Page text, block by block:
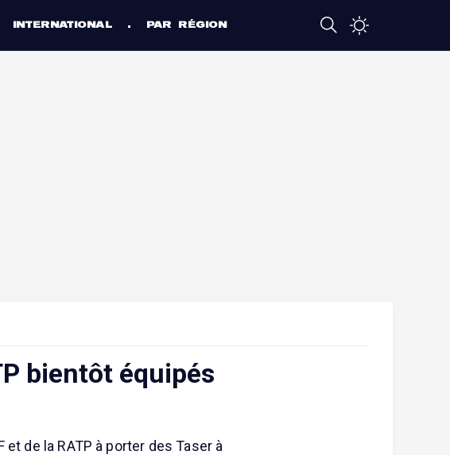
INTERNATIONAL PAR RÉGION
bientôt équipés
de la RATP à porter des Taser à